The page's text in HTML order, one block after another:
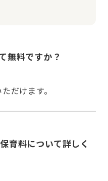
無料ですか？
だけます。
育料について詳しく